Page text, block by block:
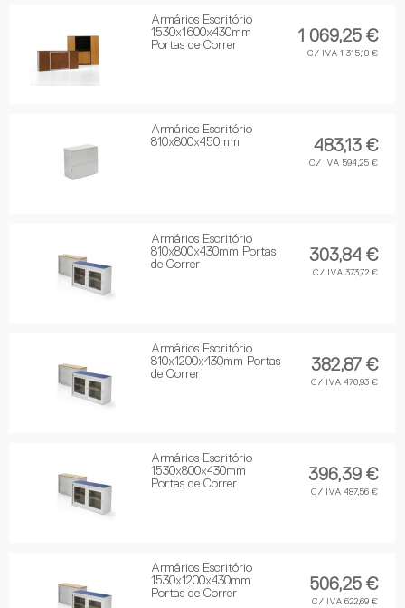
Armários Escritório
1530x1600x430mm
Portas de Correr
1 069,25 €
C/ IVA 1 315,18 €
Armários Escritório
810x800x450mm
483,13 €
C/ IVA 594,25 €
Armários Escritório
810x800x430mm Portas
de Correr
303,84 €
C/ IVA 373,72 €
Armários Escritório
810x1200x430mm Portas
de Correr
382,87 €
C/ IVA 470,93 €
Armários Escritório
1530x800x430mm
Portas de Correr
396,39 €
C/ IVA 487,56 €
Armários Escritório
1530x1200x430mm
Portas de Correr
506,25 €
C/ IVA 622,69 €